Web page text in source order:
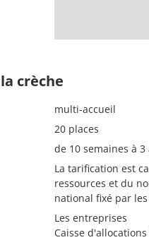
crèche
multi-accueil
20 places
de 10 semaines à 3
La tarification est
ressources et du
national fixé par
Les entreprises
Caisse